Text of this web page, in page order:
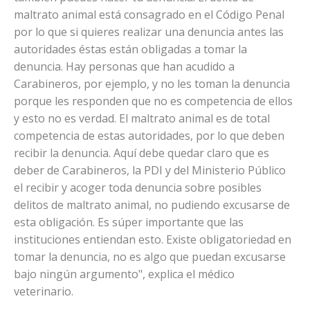
maltrato animal está consagrado en el Código Penal
por lo que si quieres realizar una denuncia antes las
autoridades éstas están obligadas a tomar la
denuncia. Hay personas que han acudido a
Carabineros, por ejemplo, y no les toman la denuncia
porque les responden que no es competencia de ellos
y esto no es verdad. El maltrato animal es de total
competencia de estas autoridades, por lo que deben
recibir la denuncia. Aquí debe quedar claro que es
deber de Carabineros, la PDI y del Ministerio Público
el recibir y acoger toda denuncia sobre posibles
delitos de maltrato animal, no pudiendo excusarse de
esta obligación. Es súper importante que las
instituciones entiendan esto. Existe obligatoriedad en
tomar la denuncia, no es algo que puedan excusarse
bajo ningún argumento", explica el médico
veterinario.